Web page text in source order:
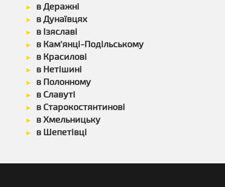
в Деражні
в Дунаївцях
в Ізяславі
в Кам'янці-Подільському
в Красилові
в Нетішині
в Полонному
в Славуті
в Старокостянтинові
в Хмельницьку
в Шепетівці